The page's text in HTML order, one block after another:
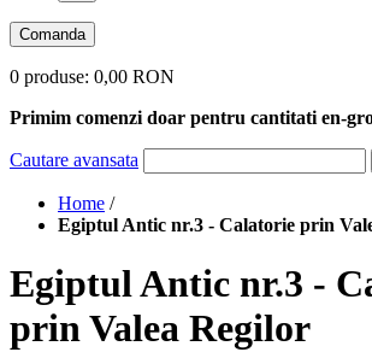
Comanda
0 produse: 0,00 RON
Primim comenzi doar pentru cantitati en-
Cautare avansata
Home /
Egiptul Antic nr.3 - Calatorie prin
Egiptul Antic nr.3 -
prin Valea Regilor